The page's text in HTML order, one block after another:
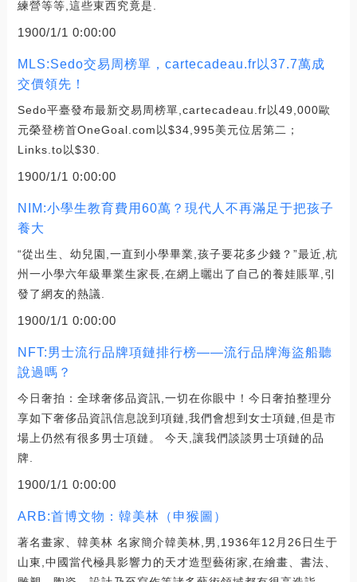
練營等等,這些東西究竟是.
1900/1/1 0:00:00
MLS:Sedo交易周榜單，cartecadeau.fr以37.7萬成
交價領先！
Sedo平臺發布最新交易周榜單,cartecadeau.fr以49,000歐
元榮登榜首OneGoal.com以$34,995美元位居第二；
Links.to以$30.
1900/1/1 0:00:00
NIM:小學生教育費用60萬？現代人不再滿足于把孩子
養大
“從出生、幼兒園,一直到小學畢業,孩子要花多少錢？”最近,杭
州一小學六年級畢業生家長,在網上曬出了自己的養娃賬單,引
發了網友的熱議.
1900/1/1 0:00:00
NFT:男士流行品牌項鏈排行榜——流行品牌海盜船聽
說過嗎？
今日奢拍：全球奢侈品資訊,一切在你眼中！今日奢拍整理分
享如下奢侈品資訊信息說到項鏈,我們會想到女士項鏈,但是市
場上仍然有很多男士項鏈。 今天,讓我們談談男士項鏈的品
牌.
1900/1/1 0:00:00
ARB:首博文物：韓美林（申猴圖）
著名畫家、韓美林 名家簡介韓美林,男,1936年12月26日生于
山東,中國當代極具影響力的天才造型藝術家,在繪畫、書法、